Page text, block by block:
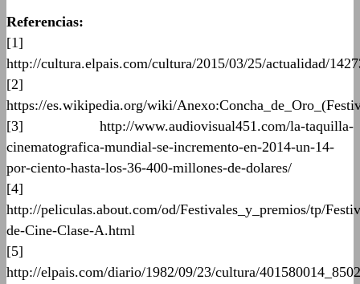
Referencias:
[1]
http://cultura.elpais.com/cultura/2015/03/25/actualidad/
[2]
https://es.wikipedia.org/wiki/
[3] http://www.audiovisual451.com/la-taquilla-
cinematografica-mundial-se-incremento-en-2014-un-14-
por-ciento-hasta-los-36-400-millones-de-dolares/
[4]
http://peliculas.about.com/od/Festivales_y_premios/tp/
de-Cine-Clase-A.html
[5]
http://elpais.com/diario/1982/09/23/cultura/